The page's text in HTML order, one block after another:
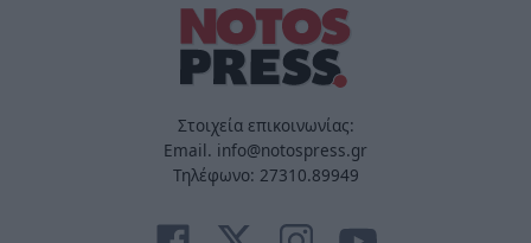
Στοιχεία επικοινωνίας:
Email. info@notospress.gr
Τηλέφωνο: 27310.89949